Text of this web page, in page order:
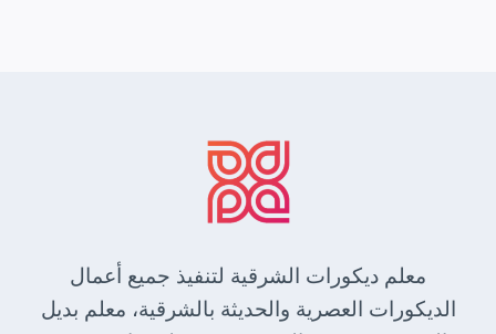
معلم ديكورات الشرقية لتنفيذ جميع أعمال
الديكورات العصرية والحديثة بالشرقية، معلم بديل